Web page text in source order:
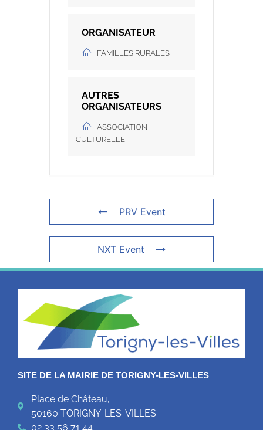
ORGANISATEUR
FAMILLES RURALES
AUTRES
ORGANISATEURS
ASSOCIATION
CULTURELLE
PRV Event
NXT Event
SITE DE LA MAIRIE DE TORIGNY-LES-VILLES
Place de Château,
50160 TORIGNY-LES-VILLES
02 33 56 71 44